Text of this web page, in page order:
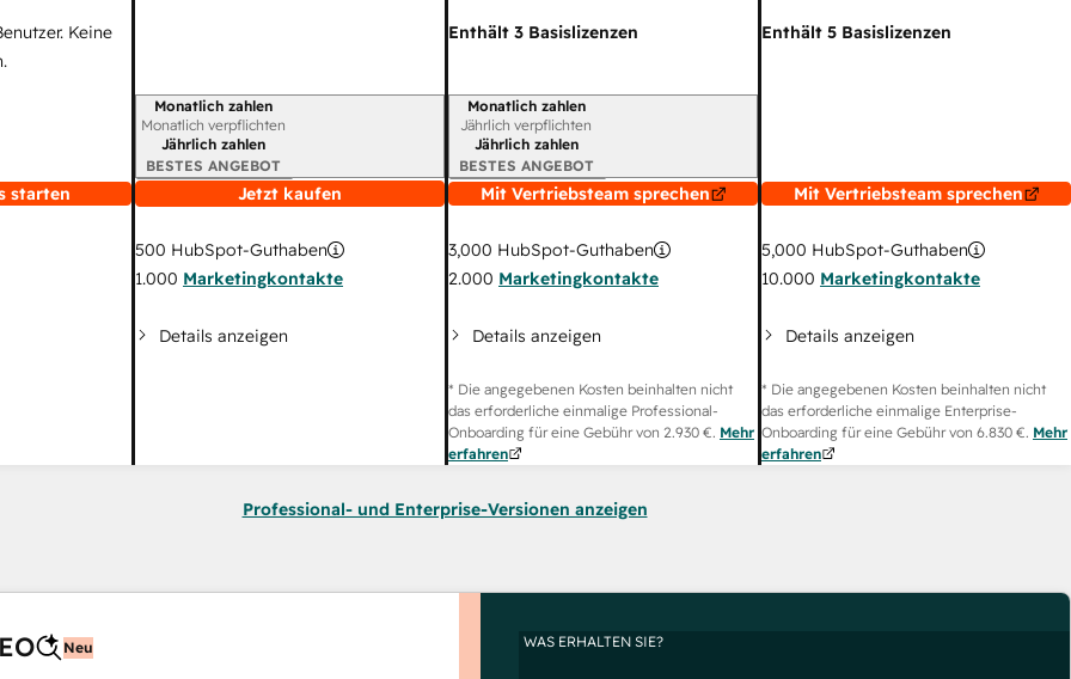
Keine
starten
Abrechnungszeitraum
Monatlich zahlen
Monatlich verpflichten
Jährlich zahlen
BESTES ANGEBOT
Jetzt kaufen
500 HubSpot-Guthaben
1.000 Marketingkontakte
Details anzeigen
Enthält 3 Basislizenzen
Abrechnungszeitraum
Monatlich zahlen
Jährlich verpflichten
Jährlich zahlen
BESTES ANGEBOT
Mit Vertriebsteam sprechen
3,000 HubSpot-Guthaben
2.000 Marketingkontakte
Details anzeigen
* Die angegebenen Kosten beinhalten nicht
das erforderliche einmalige Professional-
Onboarding für eine Gebühr von 2.930 €. Mehr
erfahren
Enthält 5 Basislizenzen
Mit Vertriebsteam sprechen
5,000 HubSpot-Guthaben
10.000 Marketingkontakte
Details anzeigen
* Die angegebenen Kosten beinhalten nicht
das erforderliche einmalige Enterprise-
Onboarding für eine Gebühr von 6.830 €. Mehr
erfahren
Professional- und Enterprise-Versionen anzeigen
Neu WAS ERHALTEN SIE?